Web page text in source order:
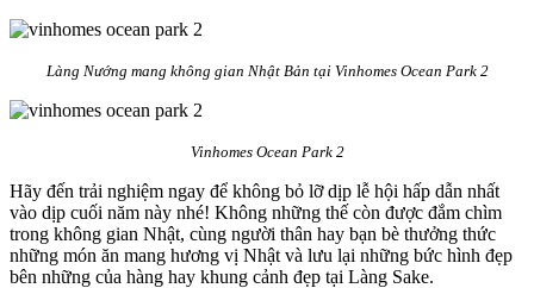
Làng Nướng mang không gian Nhật Bản tại Vinhomes Ocean Park 2
Vinhomes Ocean Park 2
Hãy đến trải nghiệm ngay để không bỏ lỡ dịp lễ hội hấp dẫn nhất
vào dịp cuối năm này nhé! Không những thế còn được đắm chìm
trong không gian Nhật, cùng người thân hay bạn bè thưởng thức
những món ăn mang hương vị Nhật và lưu lại những bức hình đẹp
bên những của hàng hay khung cảnh đẹp tại Làng Sake.